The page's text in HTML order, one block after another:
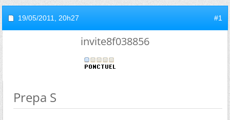
19/05/2011, 20h27 #1
invite8f038856
Prepa S